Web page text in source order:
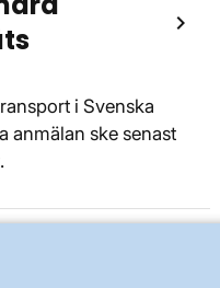
i Svenska
anmälan ske senast